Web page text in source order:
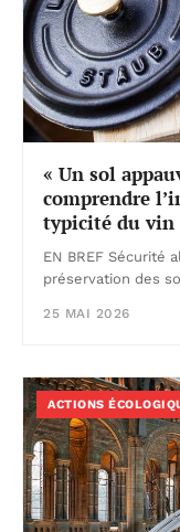
« Un sol
comprendre
typicité du vin
EN BREF Sécurité
préservation des
25 MAI 2026
ACTIONS